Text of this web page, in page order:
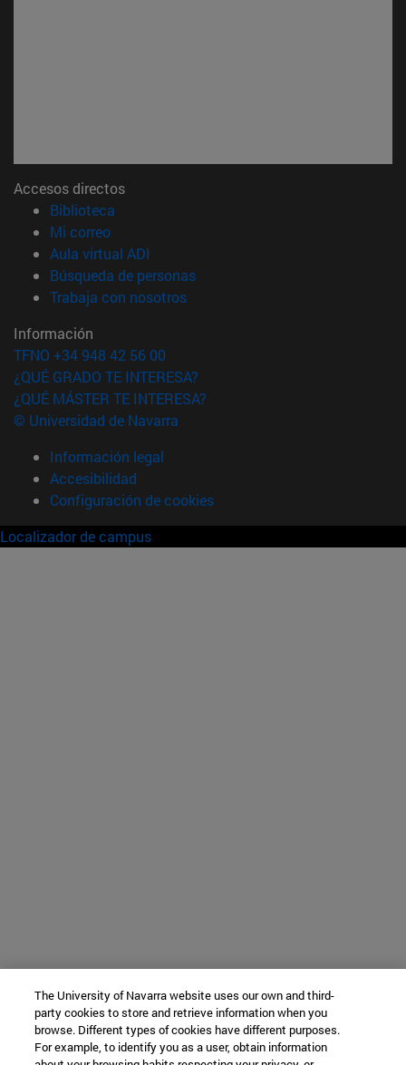
Accesos directos
Biblioteca
Mi correo(abre en nueva ventana)
Aula virtual ADI
Búsqueda de personas(abre en nueva ventana)
Trabaja con nosotros(abre en nueva ventana)
Información
TFNO +34 948 42 56 00
¿QUÉ GRADO TE INTERESA?
¿QUÉ MÁSTER TE INTERESA?
© Universidad de Navarra
Información legal
Accesibilidad
Configuración de cookies
Localizador de campus
The University of Navarra website uses our own and third-
party cookies to store and retrieve information when you
browse. Different types of cookies have different purposes.
For example, to identify you as a user, obtain information